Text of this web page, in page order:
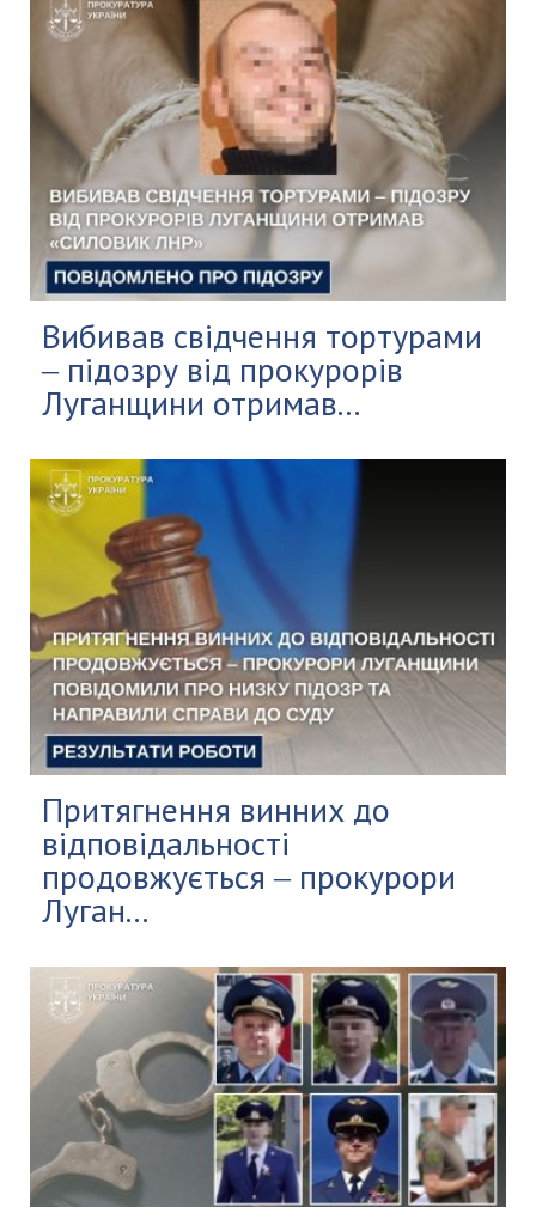
Вибивав свідчення тортурами
‒ підозру від прокурорів
Луганщини отримав...
Притягнення винних до
відповідальності
продовжується ‒ прокурори
Луган...